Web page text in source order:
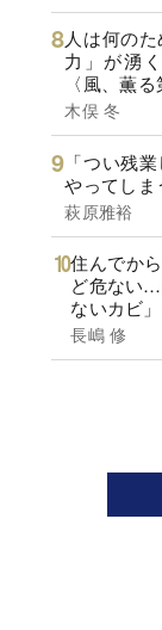
人は何の
力」が湧
〈風、薫る
木俣 冬
「つい残
やってしま
萩原雅裕
住んでか
ど危ない…
ないカビ
長嶋 修